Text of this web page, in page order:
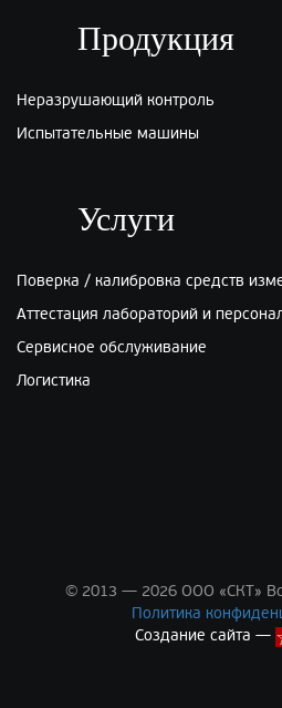
Киров
г.Киров, ул.Производственная 22
Продукция
Неразрушающий контроль
Испытательные машины
Услуги
Поверка / калибровка средств
Аттестация лабораторий и
Сервисное обслуживание
Логистика
© 2013 — 2026 ООО «СКТ»
Политика
Создание сайта —